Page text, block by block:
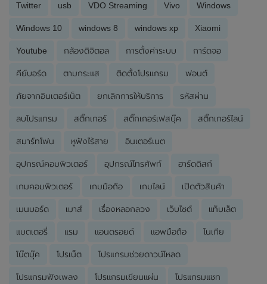
Twitter usb VDO Streaming Vivo Windows
Windows 10 windows 8 windows xp Xiaomi
Youtube กล้องดิจิตอล การตั้งค่าระบบ การ์ดจอ
คีย์บอร์ด ตามกระแส ติดตั้งโปรแกรม ฟอนต์
ภัยจากอินเตอร์เน็ต ยกเลิกการให้บริการ รหัสผ่าน
ลบโปรแกรม สติ๊กเกอร์ สติ๊กเกอร์เฟสบุ๊ค สติ๊กเกอร์ไลน์
สมาร์ทโฟน หูฟังไร้สาย อินเตอร์เนต
อุปกรณ์คอมพิวเตอร์ อุปกรณ์โทรศัพท์ ฮาร์ดดิสก์
เกมคอมพิวเตอร์ เกมมือถือ เกมไลน์ เปิดตัวสินค้า
เมนบอร์ด เมาส์ เรื่องหลอกลวง เว็บไซต์ แท็บเล็ต
แบตเตอรี่ แรม แอนดรอยด์ แอพมือถือ โนเกีย
โน๊ตบุ๊ค โปรเน็ต โปรแกรมช่วยดาวน์โหลด
โปรแกรมฟังเพลง โปรแกรมเขียนแผ่น โปรแกรมแชท